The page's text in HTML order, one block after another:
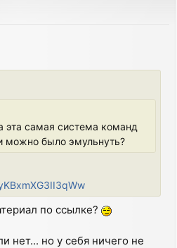
эта самая система команд
можно было эмульнуть?
по ссылке?
нет... но у себя ничего не